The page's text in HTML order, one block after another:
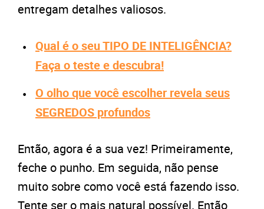
entregam detalhes valiosos.
Qual é o seu TIPO DE INTELIGÊNCIA?
Faça o teste e descubra!
O olho que você escolher revela seus
SEGREDOS profundos
Então, agora é a sua vez! Primeiramente,
feche o punho. Em seguida, não pense
muito sobre como você está fazendo isso.
Tente ser o mais natural possível. Então